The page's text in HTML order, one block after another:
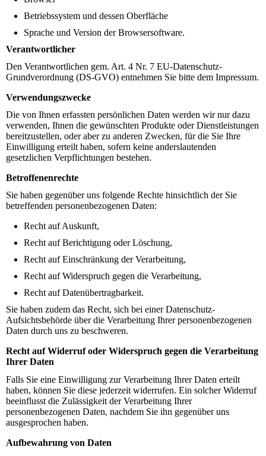
Betriebssystem und dessen Oberfläche
Sprache und Version der Browsersoftware.
Verantwortlicher
Den Verantwortlichen gem. Art. 4 Nr. 7 EU-Datenschutz-
Grundverordnung (DS-GVO) entnehmen Sie bitte dem Impressum.
Verwendungszwecke
Die von Ihnen erfassten persönlichen Daten werden wir nur dazu
verwenden, Ihnen die gewünschten Produkte oder Dienstleistungen
bereitzustellen, oder aber zu anderen Zwecken, für die Sie Ihre
Einwilligung erteilt haben, sofern keine anderslautenden
gesetzlichen Verpflichtungen bestehen.
Betroffenenrechte
Sie haben gegenüber uns folgende Rechte hinsichtlich der Sie
betreffenden personenbezogenen Daten:
Recht auf Auskunft,
Recht auf Berichtigung oder Löschung,
Recht auf Einschränkung der Verarbeitung,
Recht auf Widerspruch gegen die Verarbeitung,
Recht auf Datenübertragbarkeit.
Sie haben zudem das Recht, sich bei einer Datenschutz-
Aufsichtsbehörde über die Verarbeitung Ihrer personenbezogenen
Daten durch uns zu beschweren.
Recht auf Widerruf oder Widerspruch gegen die Verarbeitung
Ihrer Daten
Falls Sie eine Einwilligung zur Verarbeitung Ihrer Daten erteilt
haben, können Sie diese jederzeit widerrufen. Ein solcher Widerruf
beeinflusst die Zulässigkeit der Verarbeitung Ihrer
personenbezogenen Daten, nachdem Sie ihn gegenüber uns
ausgesprochen haben.
Aufbewahrung von Daten